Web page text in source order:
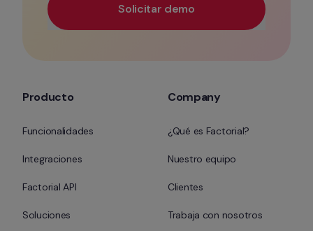
Solicitar demo
Producto
Funcionalidades
Integraciones
Factorial API
Soluciones
Company
¿Qué es Factorial?
Nuestro equipo
Clientes
Trabaja con nosotros